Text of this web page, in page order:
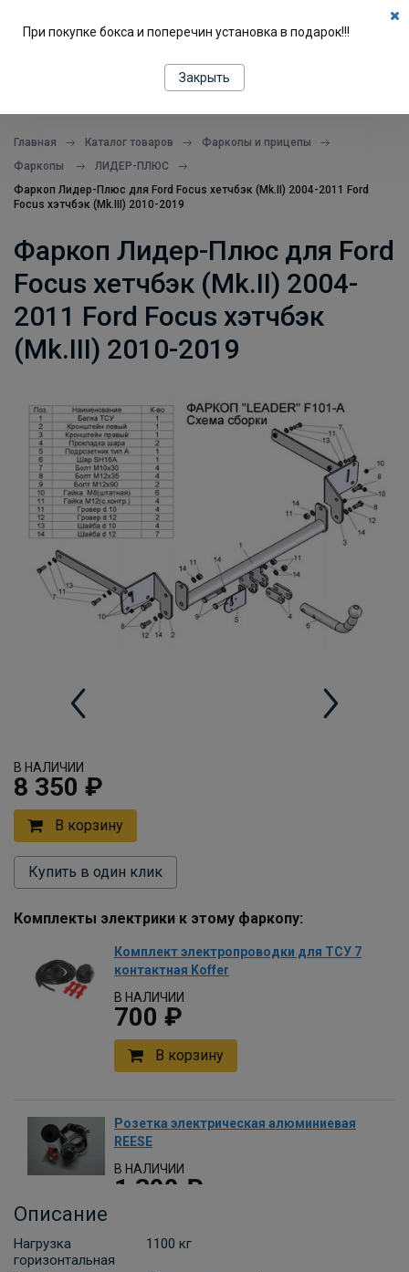
Главная Каталог товаров
Фаркопы и прицепы
Фаркопы
ЛИДЕР-ПЛЮС
Фаркоп Лидер-Плюс для Ford Focus хетчбэк (Mk.II) 2004-2011 Ford
Focus хэтчбэк (Mk.III) 2010-2019
Фаркоп Лидер-Плюс для Ford
Focus хетчбэк (Mk.II) 2004-
2011 Ford Focus хэтчбэк
(Mk.III) 2010-2019
В НАЛИЧИИ
8 350 ₽
В корзину
Купить в один клик
Комплекты электрики к этому фаркопу:
Комплект электропроводки для ТСУ 7
контактная Koffer
В НАЛИЧИИ
700 ₽
В корзину
Розетка электрическая алюминиевая
REESE
В НАЛИЧИИ
1 300 ₽
Описание
Нагрузка
горизонтальная
1100 кг
При покупке бокса и поперечин установка в подарок!!!
Закрыть